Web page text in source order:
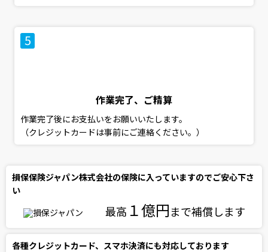
作業完了、ご精算
作業完了後にお支払いをお願いいたします。
（クレジットカードは事前にご連絡ください。）
損保保険ジャパン株式会社の保険に入っていますのでご安心下さ
い
最高 １億円まで補償します
各種クレジットカード、スマホ決済にも対応しております